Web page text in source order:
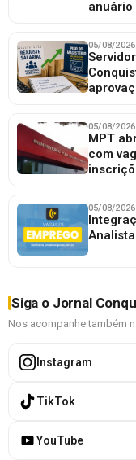
anuário
05/08/2026
05/08/2026
MPT
com
05/08/2026
Siga o Jornal
Nos acompanhe também
Instagram
TikTok
YouTube